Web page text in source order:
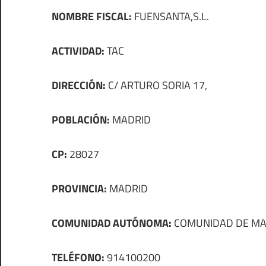
NOMBRE FISCAL: FUENSANTA,S.L.
ACTIVIDAD:TAC
DIRECCIÓN: C/ ARTURO SORIA 17,
POBLACIÓN: MADRID
CP: 28027
PROVINCIA: MADRID
COMUNIDAD AUTÓNOMA: COMUNIDAD DE
TELÉFONO:914100200